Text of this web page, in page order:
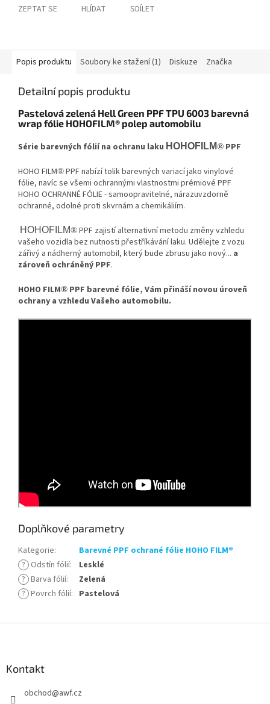
ZEPTAT SE HLÍDAT SDÍLET
Popis produktu Soubory ke stažení (1) Diskuze Značka
Detailní popis produktu
Pastelová zelená Hell Green PPF TPU 6003 barevná
wrap fólie HOHOFILM® polep automobilu
Série barevných fólií na ochranu laku HOHOFILM® PPF
HOHO FILM®PPF nabízí tolik barevných variací jako vinylové
fólie, navíc se všemi ochrannými vlastnostmi prémiové PPF
HOHO OCHRANNÉ FÓLIE - samoopravitelné, nárazuvzdorně
ochranné, odolné proti skvrnám a chemikáliím.
HOHOFILM®PPF zajistí alternativní metodu změny vzhledu
vašeho vozidla bez nutnosti přestříkávání laku. Udělejte z vozu
zářivý a nádherný automobil, který bude zbrusu jako nový... a
zároveň ochráněný PPF.
HOHO FILM® PPF barevné fólie, Vám přináší novou úroveň
ochrany a vzhledu Vašeho automobilu.
Doplňkové parametry
Kategorie:
Barevné PPF ochrané fólie HOHO FILM®
? Odstín fólií:
Lesklé
? Barva fólií:
Zelená
? Povrch fólií: Pastelová
Kontakt
obchod@awf.cz